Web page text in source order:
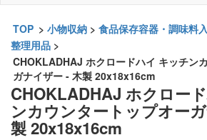
TOP > 小物収納 > 食品保存容器・調味料
整理用品 >
CHOKLADHAJ ホクロードハイ キッチン
ガナイザー - 木製 20x18x16cm
CHOKLADHAJ ホクロー
ンカウンタートップオー
製 20x18x16cm